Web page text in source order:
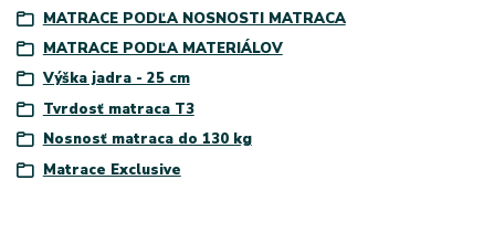
MATRACE PODĽA NOSNOSTI MATRACA
MATRACE PODĽA MATERIÁLOV
Výška jadra - 25 cm
Tvrdosť matraca T3
Nosnosť matraca do 130 kg
Matrace Exclusive